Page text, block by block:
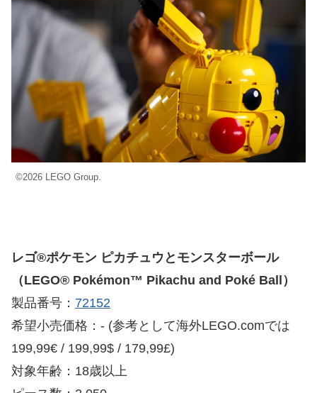
©2026 LEGO Group.
レゴ®ポケモン ピカチュウとモンスターボール
（LEGO® Pokémon™ Pikachu and Poké Ball）
製品番号： 72152
希望小売価格：- (参考として海外LEGO.comでは
199,99€ / 199,99$ / 179,99£)
対象年齢：18歳以上